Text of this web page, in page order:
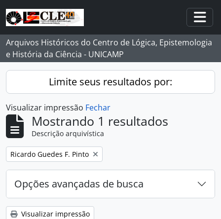
Skip to main content
Arquivos Históricos do Centro de Lógica, Epistemologia
e História da Ciência - UNICAMP
Limite seus resultados por:
Visualizar impressão Fechar
Mostrando 1 resultados
Descrição arquivística
Remover filtro:
Ricardo Guedes F. Pinto
Opções avançadas de busca
Visualizar impressão